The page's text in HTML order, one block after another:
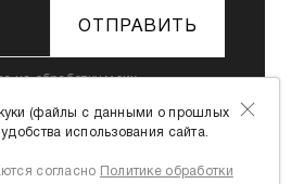
ОТПРАВИТЬ
на обработку моих
обработки
(файлы с данными о прошлых
использования сайта.
согласно Политике обработки